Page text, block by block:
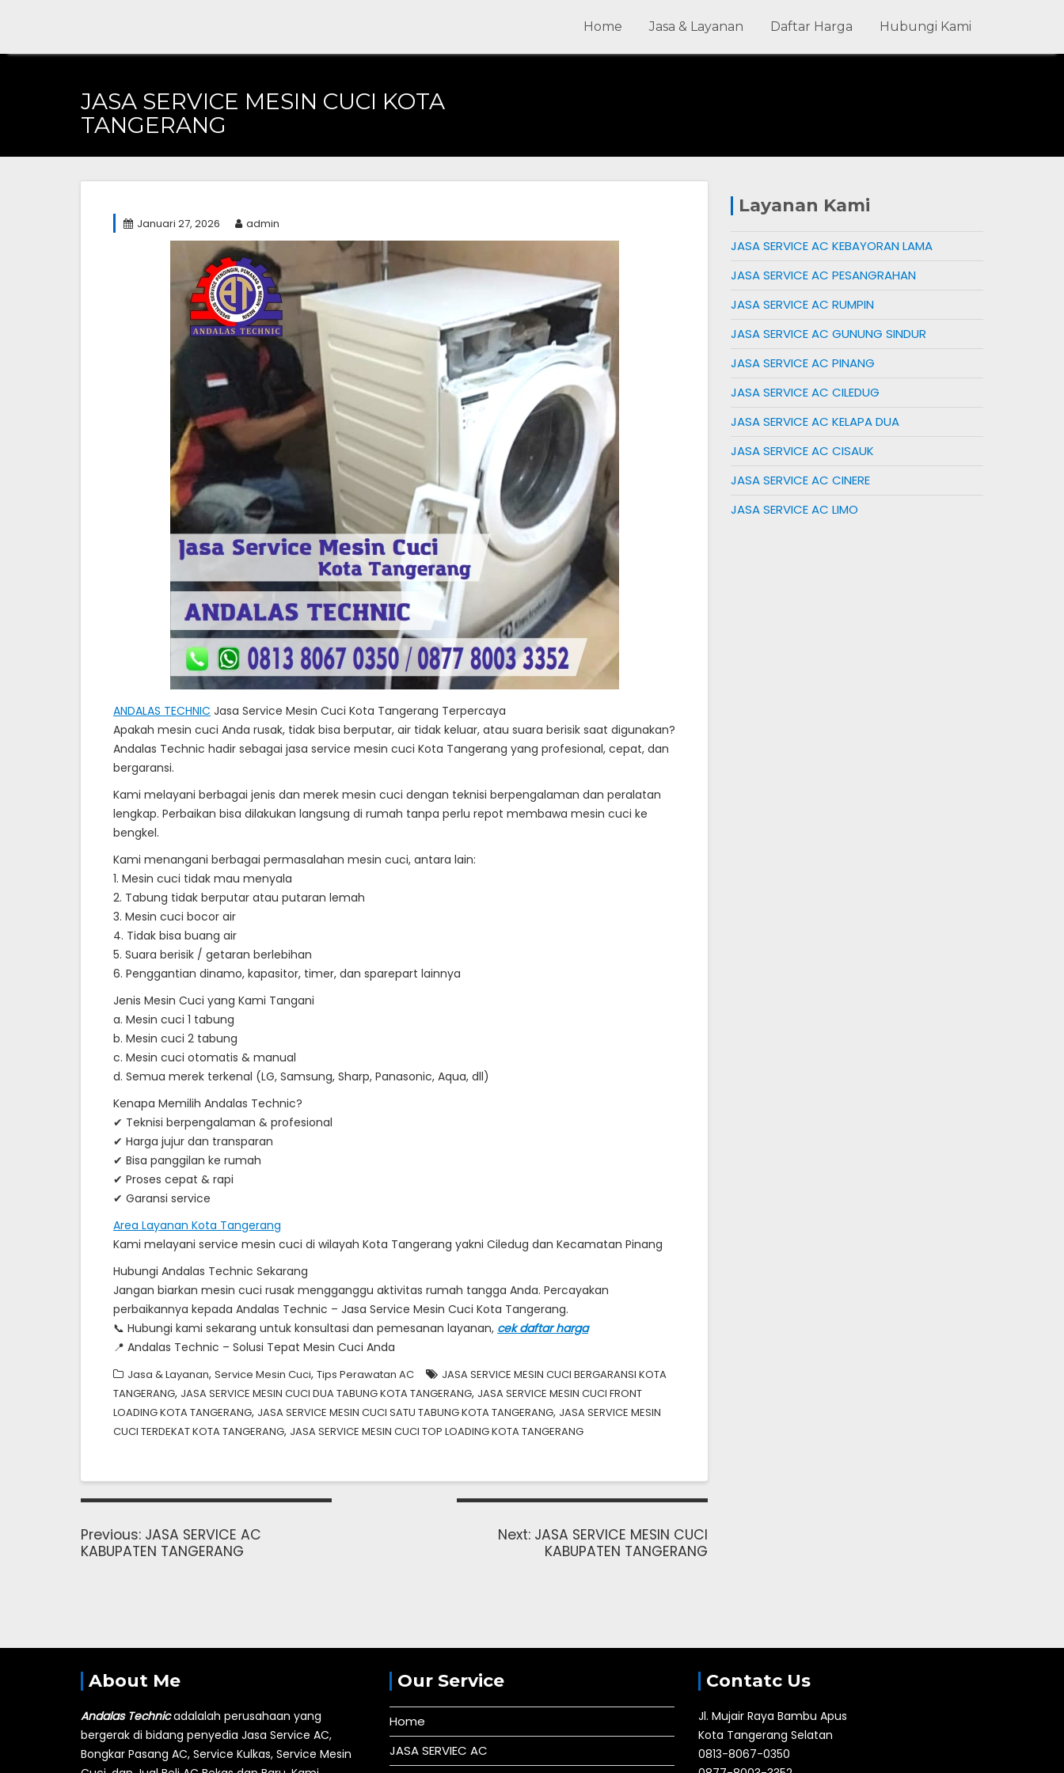
Home Jasa & Layanan Daftar Harga Hubungi Kami
JASA SERVICE MESIN CUCI KOTA
TANGERANG
Januari 27, 2026 admin
ANDALAS TECHNIC Jasa Service Mesin Cuci Kota Tangerang Terpercaya
Apakah mesin cuci Anda rusak, tidak bisa berputar, air tidak keluar, atau suara berisik saat digunakan?
Andalas Technic hadir sebagai jasa service mesin cuci Kota Tangerang yang profesional, cepat, dan
bergaransi.
Kami melayani berbagai jenis dan merek mesin cuci dengan teknisi berpengalaman dan peralatan
lengkap. Perbaikan bisa dilakukan langsung di rumah tanpa perlu repot membawa mesin cuci ke
bengkel.
Kami menangani berbagai permasalahan mesin cuci, antara lain:
1. Mesin cuci tidak mau menyala
2. Tabung tidak berputar atau putaran lemah
3. Mesin cuci bocor air
4. Tidak bisa buang air
5. Suara berisik / getaran berlebihan
6. Penggantian dinamo, kapasitor, timer, dan sparepart lainnya
Jenis Mesin Cuci yang Kami Tangani
a. Mesin cuci 1 tabung
b. Mesin cuci 2 tabung
c. Mesin cuci otomatis & manual
d. Semua merek terkenal (LG, Samsung, Sharp, Panasonic, Aqua, dll)
Kenapa Memilih Andalas Technic?
✔ Teknisi berpengalaman & profesional
✔ Harga jujur dan transparan
✔ Bisa panggilan ke rumah
✔ Proses cepat & rapi
✔ Garansi service
Area Layanan Kota Tangerang
Kami melayani service mesin cuci di wilayah Kota Tangerang yakni Ciledug dan Kecamatan Pinang
Hubungi Andalas Technic Sekarang
Jangan biarkan mesin cuci rusak mengganggu aktivitas rumah tangga Anda. Percayakan
perbaikannya kepada Andalas Technic – Jasa Service Mesin Cuci Kota Tangerang.
📞 Hubungi kami sekarang untuk konsultasi dan pemesanan layanan, cek daftar harga
📍 Andalas Technic – Solusi Tepat Mesin Cuci Anda
Jasa & Layanan, Service Mesin Cuci, Tips Perawatan AC
JASA SERVICE MESIN CUCI BERGARANSI KOTA
TANGERANG, JASA SERVICE MESIN CUCI DUA TABUNG KOTA TANGERANG, JASA SERVICE MESIN CUCI FRONT
LOADING KOTA TANGERANG, JASA SERVICE MESIN CUCI SATU TABUNG KOTA TANGERANG, JASA SERVICE MESIN
CUCI TERDEKAT KOTA TANGERANG, JASA SERVICE MESIN CUCI TOP LOADING KOTA TANGERANG
Navigasi
Previous: Previous
post:
JASA SERVICE AC
KABUPATEN TANGERANG
Next: Next
post:
JASA SERVICE MESIN CUCI
KABUPATEN TANGERANG
Layanan Kami
JASA SERVICE AC KEBAYORAN LAMA
JASA SERVICE AC PESANGRAHAN
JASA SERVICE AC RUMPIN
JASA SERVICE AC GUNUNG SINDUR
JASA SERVICE AC PINANG
JASA SERVICE AC CILEDUG
JASA SERVICE AC KELAPA DUA
JASA SERVICE AC CISAUK
JASA SERVICE AC CINERE
JASA SERVICE AC LIMO
About Me
Andalas Technicadalalah perusahaan yang
bergerak di bidang penyedia Jasa Service AC,
Bongkar Pasang AC, Service Kulkas, Service Mesin
Our Service
Home
JASA SERVIEC AC
Contatc Us
Jl. Mujair Raya Bambu Apus
Kota Tangerang Selatan
0813-8067-0350